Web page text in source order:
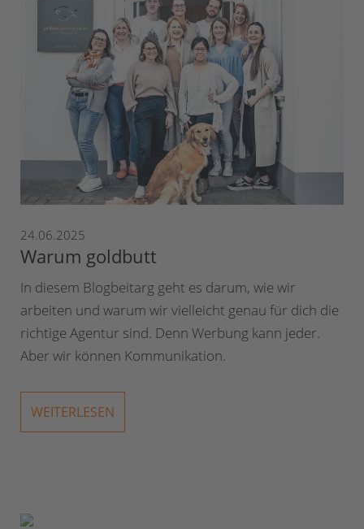
24.06.2025
Warum goldbutt
In diesem Blogbeitarg geht es darum, wie wir
arbeiten und warum wir vielleicht genau für dich die
richtige Agentur sind. Denn Werbung kann jeder.
Aber wir können Kommunikation.
WEITERLESEN